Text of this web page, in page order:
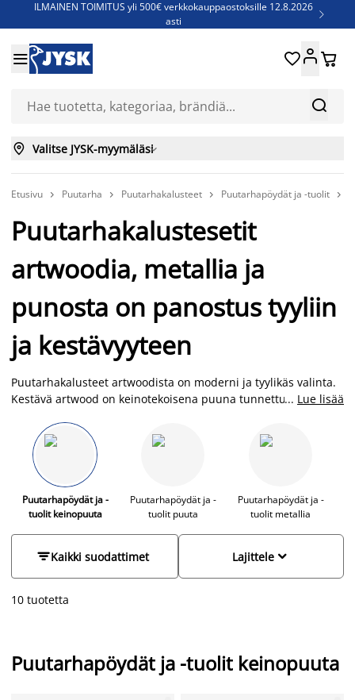
ILMAINEN TOIMITUS yli 500€ verkkokauppaostoksille 12.8.2026
asti

Jenkkisänkyjä - Säästä jopa 60%


 
 Valitse JYSK-myymäläsi
Etusivu  Puutarha  Puutarhakalusteet  Puutarhapöydät ja -tuolit 
Puutarhakalustesetit
artwoodia, metallia ja
punosta on panostus tyyliin
ja kestävyyteen
Puutarhakalusteet artwoodista on moderni ja tyylikäs valinta.
Kestävä artwood on keinotekoisena puuna tunnettu
käytännöllisyys ja kestävyys. Se on UV-resistentti ja sietää
jään, lumen, sateen ja suoran auringonvalon. Artwood-
kalusteitamme voit siis pitää ulkona huoletta, ja ne on helppo
puhdistaa vedellä ja saippualla. Puutarhakalustesetit ulos
polyrottinkista, metallista ja artwoodista löydät JYSKistä
edulliseen hintaan ja laajasta valikoimasta.
... Lue lisää
Puutarhapöydät ja -
tuolit keinopuuta
Puutarhapöydät ja -
tuolit puuta
Puutarhapöydät ja -
tuolit metallia
Kaikki suodattimet 
Lajittele
10 tuotetta
Puutarhapöydät ja -tuolit keinopuuta